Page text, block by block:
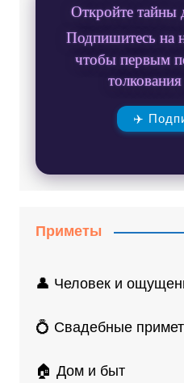
Откройте тайны
Подпишитесь на
чтобы первым
✈️
Приметы
👤 Человек и
💍 Свадебные
🏠 Дом и быт